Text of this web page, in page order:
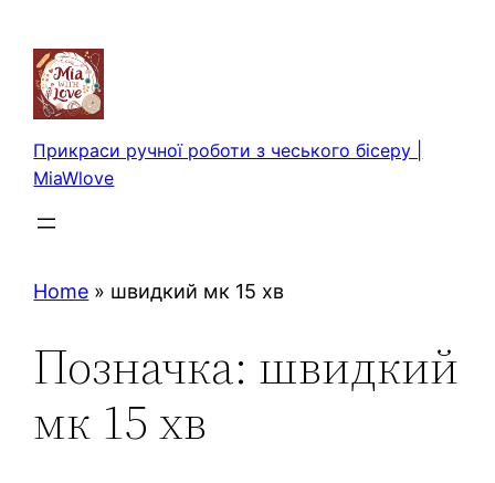
вмісту
Прикраси ручної роботи з чеського бісеру |
MiaWlove
Home » швидкий мк 15 хв
Позначка: швидкий
мк 15 хв